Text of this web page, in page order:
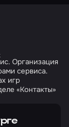
на сайт
Организация
сервиса.
игр
«Контакты»